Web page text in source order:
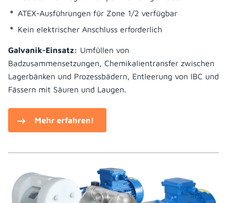
ATEX-Ausführungen für Zone 1/2 verfügbar
Kein elektrischer Anschluss erforderlich
Galvanik-Einsatz: Umfüllen von
Badzusammensetzungen, Chemikalientransfer zwischen
Lagerbänken und Prozessbädern, Entleerung von IBC und
Fässern mit Säuren und Laugen.
Mehr erfahren!